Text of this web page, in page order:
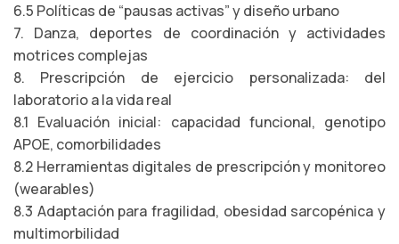
6.5 Políticas de “pausas activas” y diseño urbano
7. Danza, deportes de coordinación y actividades
motrices complejas
8. Prescripción de ejercicio personalizada: del
laboratorio a la vida real
8.1 Evaluación inicial: capacidad funcional, genotipo
APOE, comorbilidades
8.2 Herramientas digitales de prescripción y monitoreo
(wearables)
8.3 Adaptación para fragilidad, obesidad sarcopénica y
multimorbilidad